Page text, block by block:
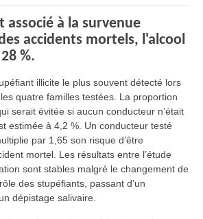
associé à la survenue
accidents mortels, l'alcool
%.
illicite le plus souvent détecté lors
quatre familles testées. La proportion
serait évitée si aucun conducteur n’était
estimée à 4,2 %. Un conducteur testé
par 1,65 son risque d’être
mortel. Les résultats entre l’étude
sont stables malgré le changement de
des stupéfiants, passant d’un
dépistage salivaire.